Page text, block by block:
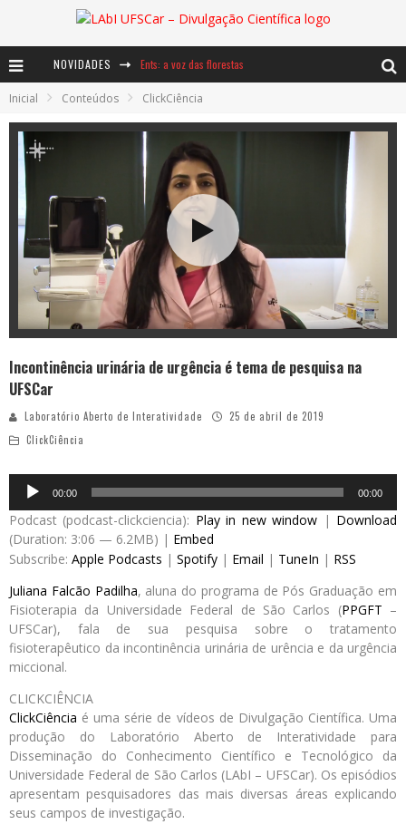
NOVIDADES Ents: a voz das florestas
Notáveis: Bertha Lutz
Baú de Histórias - A jamais imaginada aventura com os moinhos de vento
Inicial Conteúdos ClickCiência
Incontinência urinária de urgência é tema de pesquisa na
UFSCar
Laboratório Aberto de Interatividade
25 de abril de 2019
ClickCiência
Audio
Player
00:00 00:00
Podcast (podcast-clickciencia): Play in new window | Download
(Duration: 3:06 — 6.2MB) | Embed
Subscribe: Apple Podcasts | Spotify | Email | TuneIn | RSS
Juliana Falcão Padilha, aluna do programa de Pós Graduação em
Fisioterapia da Universidade Federal de São Carlos (PPGFT –
UFSCar), fala de sua pesquisa sobre o tratamento
fisioterapêutico da incontinência urinária de urência e da urgência
miccional.
CLICKCIÊNCIA
ClickCiência é uma série de vídeos de Divulgação Científica. Uma
produção do Laboratório Aberto de Interatividade para
Disseminação do Conhecimento Científico e Tecnológico da
Universidade Federal de São Carlos (LAbI – UFSCar). Os episódios
apresentam pesquisadores das mais diversas áreas explicando
seus campos de investigação.